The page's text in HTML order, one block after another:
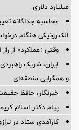
میلیارد دلاری
الکترونیکی هنگام
وقتی «عملکرد» از
ایران، شریک
و همگرایی منطقه‌ای
خبرنگار، حافظ
پیام دکتر اسلام
کارآمدی ستاد در